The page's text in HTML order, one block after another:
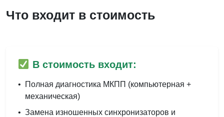
Что входит в стоимость
В стоимость входит:
•
Полная диагностика МКПП (компьютерная +
механическая)
• Замена изношенных синхронизаторов и